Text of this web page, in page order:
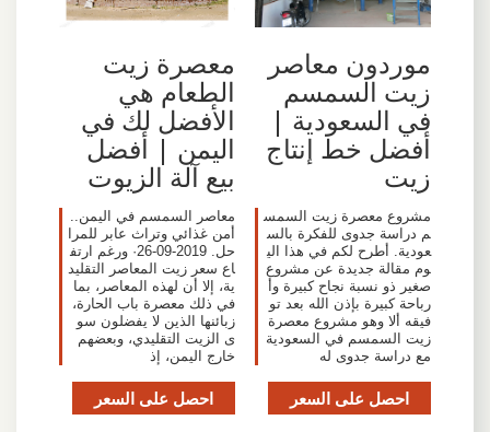
موردون معاصر
زيت السمسم
في السعودية |
أفضل خط إنتاج
زيت
مشروع معصرة زيت السمس
م دراسة جدوى للفكرة بالس
عودية. أطرح لكم في هذا الي
وم مقالة جديدة عن مشروع
صغير ذو نسبة نجاح كبيرة وأ
رباحة كبيرة بإذن الله بعد تو
فيقه ألا وهو مشروع معصرة
زيت السمسم في السعودية
مع دراسة جدوى له
احصل على السعر
معصرة زيت
الطعام هي
الأفضل لك في
اليمن | أفضل
بيع آلة الزيوت
معاصر السمسم في اليمن..
أمن غذائي وتراث عابر للمرا
حل. 2019-09-26· ورغم ارتف
اع سعر زيت المعاصر التقليد
ية، إلا أن لهذه المعاصر، بما
في ذلك معصرة باب الحارة،
زبائنها الذين لا يفضلون سو
ى الزيت التقليدي، وبعضهم
خارج اليمن، إذ
احصل على السعر